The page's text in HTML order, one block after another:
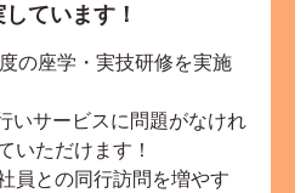
ています！
の座学・実技研修を実施
いサービスに問題がなけれ
いただけます！
員との同行訪問を増やす